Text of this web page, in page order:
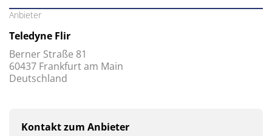
Anbieter
Teledyne Flir
Berner Straße 81
60437 Frankfurt am Main
Deutschland
Kontakt zum Anbieter